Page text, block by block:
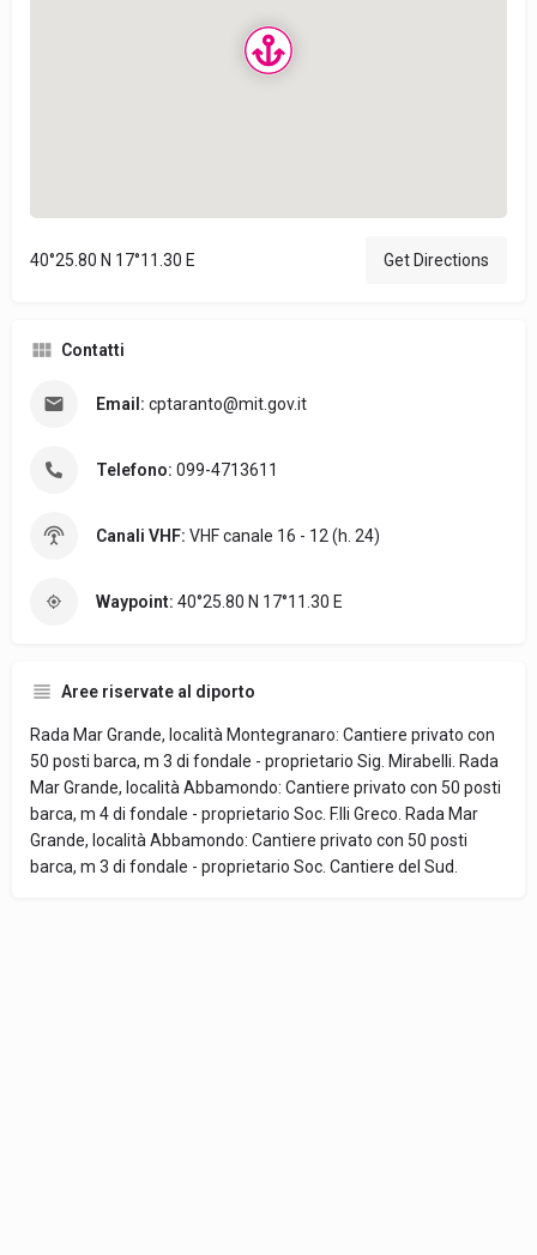
40°25.80 N 17°11.30 E Get Directions
Contatti
Email: cptaranto@mit.gov.it
Telefono: 099-4713611
Canali VHF: VHF canale 16 - 12 (h. 24)
Waypoint: 40°25.80 N 17°11.30 E
Aree riservate al diporto
Rada Mar Grande, località Montegranaro: Cantiere privato con
50 posti barca, m 3 di fondale - proprietario Sig. Mirabelli. Rada
Mar Grande, località Abbamondo: Cantiere privato con 50 posti
barca, m 4 di fondale - proprietario Soc. F.lli Greco. Rada Mar
Grande, località Abbamondo: Cantiere privato con 50 posti
barca, m 3 di fondale - proprietario Soc. Cantiere del Sud.